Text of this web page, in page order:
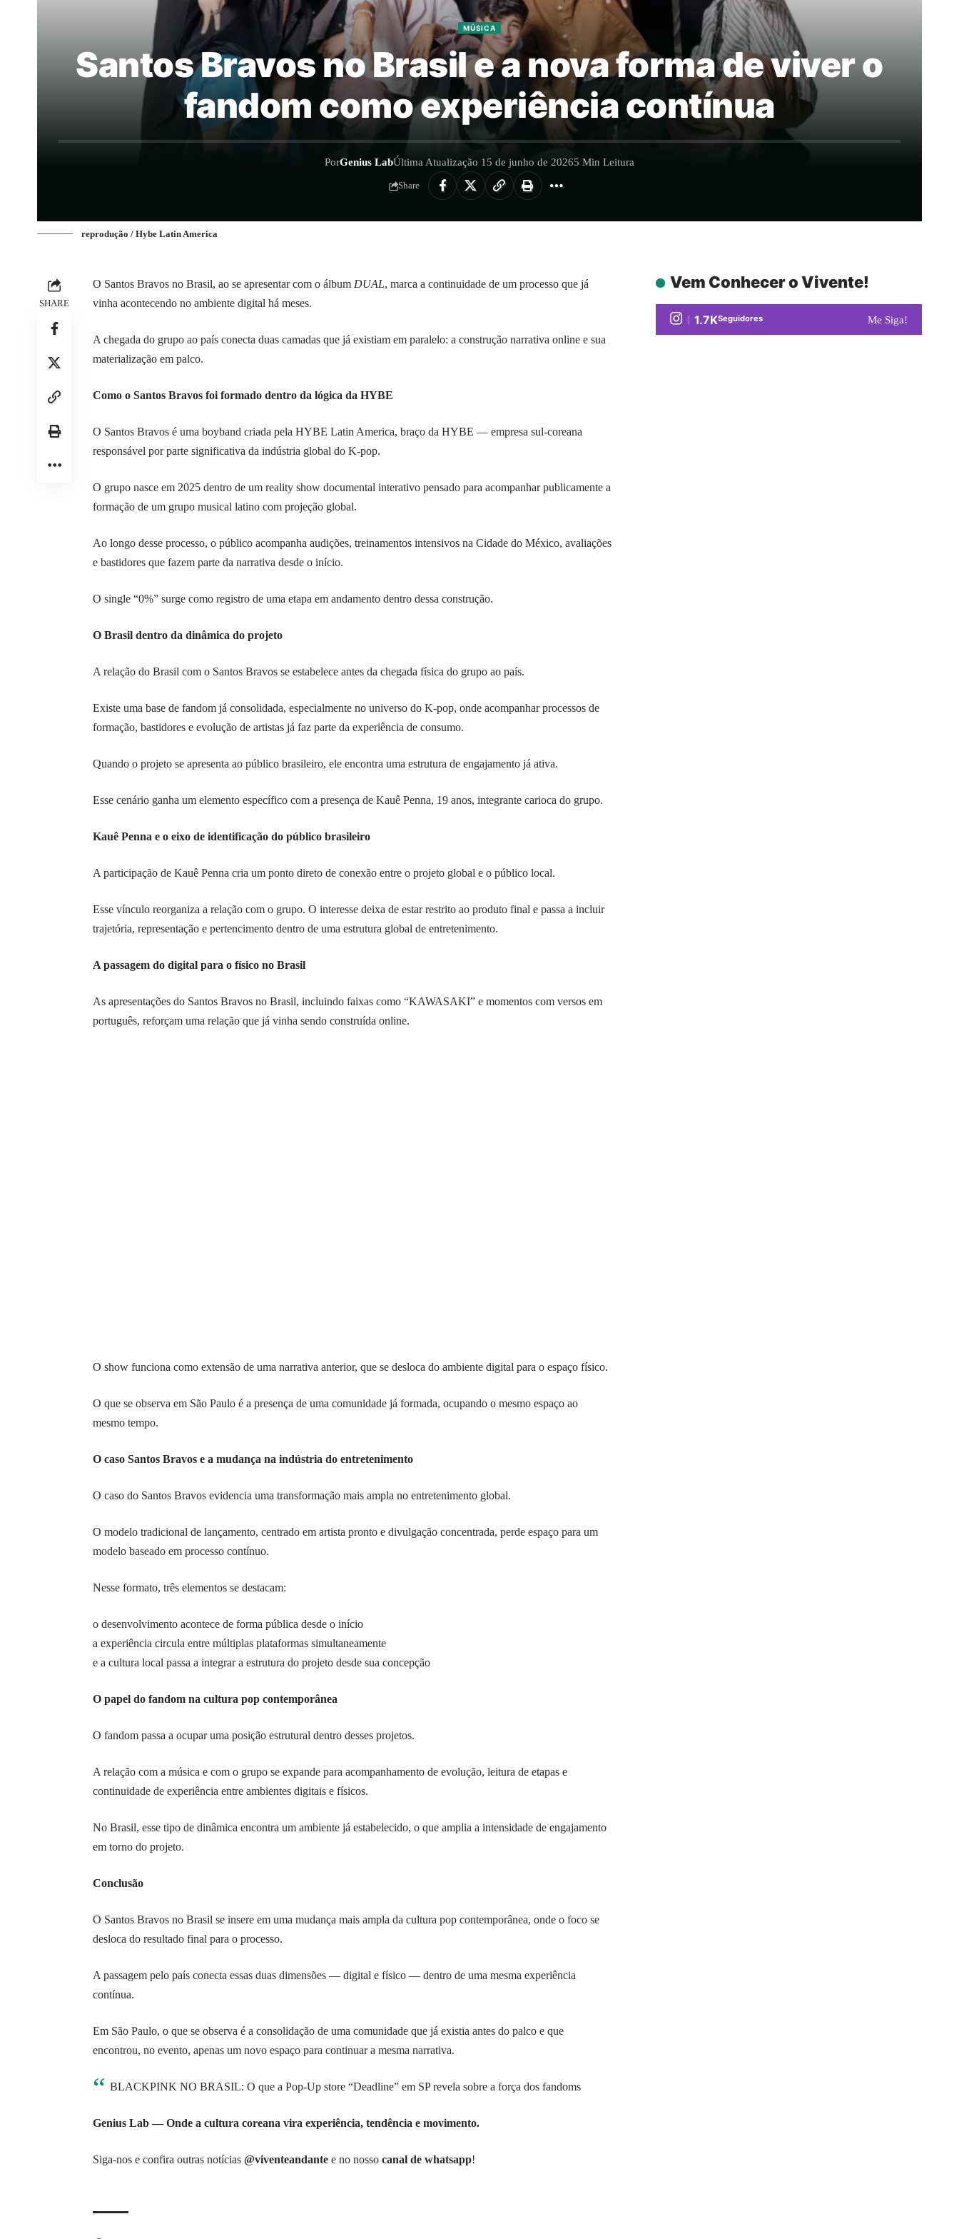
MÚSICA
Santos Bravos no Brasil e a nova forma de viver o
fandom como experiência contínua
PorGenius LabÚltima Atualização 15 de junho de 20265 Min Leitura
Share
reprodução / Hybe Latin America
SHARE
O Santos Bravos no Brasil, ao se apresentar com o álbum DUAL, marca a continuidade de um processo que já
vinha acontecendo no ambiente digital há meses.
A chegada do grupo ao país conecta duas camadas que já existiam em paralelo: a construção narrativa online e sua
materialização em palco.
Como o Santos Bravos foi formado dentro da lógica da HYBE
O Santos Bravos é uma boyband criada pela HYBE Latin America, braço da HYBE — empresa sul-coreana
responsável por parte significativa da indústria global do K-pop.
O grupo nasce em 2025 dentro de um reality show documental interativo pensado para acompanhar publicamente a
formação de um grupo musical latino com projeção global.
Ao longo desse processo, o público acompanha audições, treinamentos intensivos na Cidade do México, avaliações
e bastidores que fazem parte da narrativa desde o início.
O single “0%” surge como registro de uma etapa em andamento dentro dessa construção.
O Brasil dentro da dinâmica do projeto
A relação do Brasil com o Santos Bravos se estabelece antes da chegada física do grupo ao país.
Existe uma base de fandom já consolidada, especialmente no universo do K-pop, onde acompanhar processos de
formação, bastidores e evolução de artistas já faz parte da experiência de consumo.
Quando o projeto se apresenta ao público brasileiro, ele encontra uma estrutura de engajamento já ativa.
Esse cenário ganha um elemento específico com a presença de Kauê Penna, 19 anos, integrante carioca do grupo.
Kauê Penna e o eixo de identificação do público brasileiro
A participação de Kauê Penna cria um ponto direto de conexão entre o projeto global e o público local.
Esse vínculo reorganiza a relação com o grupo. O interesse deixa de estar restrito ao produto final e passa a incluir
trajetória, representação e pertencimento dentro de uma estrutura global de entretenimento.
A passagem do digital para o físico no Brasil
As apresentações do Santos Bravos no Brasil, incluindo faixas como “KAWASAKI” e momentos com versos em
português, reforçam uma relação que já vinha sendo construída online.
O show funciona como extensão de uma narrativa anterior, que se desloca do ambiente digital para o espaço físico.
O que se observa em São Paulo é a presença de uma comunidade já formada, ocupando o mesmo espaço ao
mesmo tempo.
O caso Santos Bravos e a mudança na indústria do entretenimento
O caso do Santos Bravos evidencia uma transformação mais ampla no entretenimento global.
O modelo tradicional de lançamento, centrado em artista pronto e divulgação concentrada, perde espaço para um
modelo baseado em processo contínuo.
Nesse formato, três elementos se destacam:
o desenvolvimento acontece de forma pública desde o início
a experiência circula entre múltiplas plataformas simultaneamente
e a cultura local passa a integrar a estrutura do projeto desde sua concepção
O papel do fandom na cultura pop contemporânea
O fandom passa a ocupar uma posição estrutural dentro desses projetos.
A relação com a música e com o grupo se expande para acompanhamento de evolução, leitura de etapas e
continuidade de experiência entre ambientes digitais e físicos.
No Brasil, esse tipo de dinâmica encontra um ambiente já estabelecido, o que amplia a intensidade de engajamento
em torno do projeto.
Conclusão
O Santos Bravos no Brasil se insere em uma mudança mais ampla da cultura pop contemporânea, onde o foco se
desloca do resultado final para o processo.
A passagem pelo país conecta essas duas dimensões — digital e físico — dentro de uma mesma experiência
contínua.
Em São Paulo, o que se observa é a consolidação de uma comunidade que já existia antes do palco e que
encontrou, no evento, apenas um novo espaço para continuar a mesma narrativa.
BLACKPINK NO BRASIL: O que a Pop-Up store “Deadline” em SP revela sobre a força dos fandoms
Genius Lab — Onde a cultura coreana vira experiência, tendência e movimento.
Siga-nos e confira outras notícias @viventeandante e no nosso canal de whatsapp!
Vem Conhecer o Vivente!
1.7KSeguidores Me Siga!